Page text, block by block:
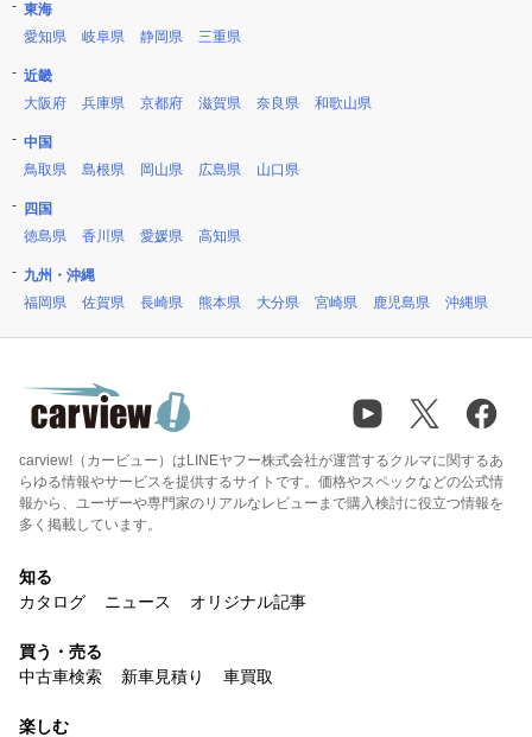
東海
愛知県
岐阜県 静岡県 三重県
近畿
大阪府
兵庫県 京都府 滋賀県 奈良県 和歌山県
中国
鳥取県
島根県 岡山県 広島県 山口県
四国
徳島県
香川県 愛媛県 高知県
九州・沖縄
福岡県
佐賀県 長崎県 熊本県 大分県 宮崎県 鹿児島県 沖縄県
carview!（カービュー）はLINEヤフー株式会社が運営するクルマに関するあ
らゆる情報やサービスを提供するサイトです。価格やスペックなどの公式情
報から、ユーザーや専門家のリアルなレビューまで購入検討に役立つ情報を
多く掲載しています。
知る
カタログ
ニュース オリジナル記事
買う・売る
中古車検索
新車見積り 車買取
楽しむ